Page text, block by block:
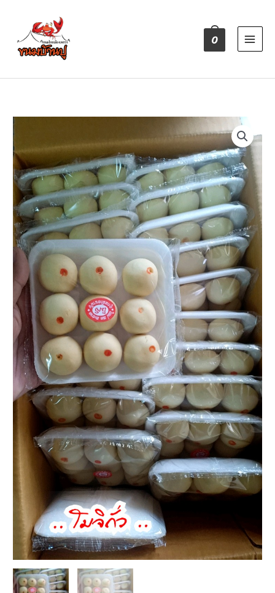
content
0
จำนวน
โมจิ(
ไส้
ถั่ว)
ชิ้น